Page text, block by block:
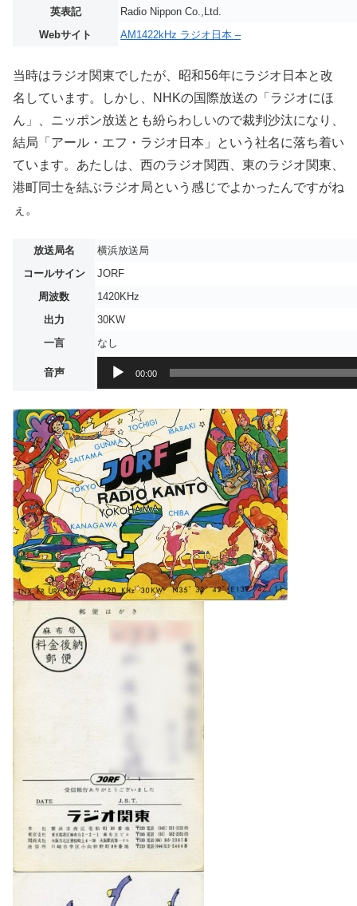
英表記
Radio Nippon Co.,Ltd.
Webサイト
AM1422kHz ラジオ日本 –
当時はラジオ関東でしたが、昭和56年にラジオ日本と改
名しています。しかし、NHKの国際放送の「ラジオにほ
ん」、ニッポン放送とも紛らわしいので裁判沙汰になり、
結局「アール・エフ・ラジオ日本」という社名に落ち着い
ています。あたしは、西のラジオ関西、東のラジオ関東、
港町同士を結ぶラジオ局という感じでよかったんですがね
ぇ。
放送局名
横浜放送局
コールサイン
JORF
周波数
1420KHz
出力
30KW
一言
なし
音声
レ
ー
ヤ
ー
00:00